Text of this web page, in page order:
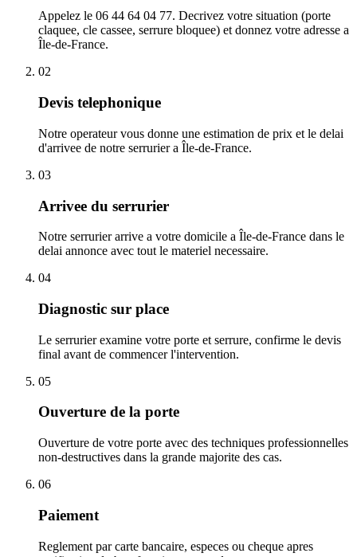
Appelez le 06 44 64 04 77. Decrivez votre situation (porte
claquee, cle cassee, serrure bloquee) et donnez votre adresse a
Île-de-France.
02
Devis telephonique
Notre operateur vous donne une estimation de prix et le delai
d'arrivee de notre serrurier a Île-de-France.
03
Arrivee du serrurier
Notre serrurier arrive a votre domicile a Île-de-France dans le
delai annonce avec tout le materiel necessaire.
04
Diagnostic sur place
Le serrurier examine votre porte et serrure, confirme le devis
final avant de commencer l'intervention.
05
Ouverture de la porte
Ouverture de votre porte avec des techniques professionnelles
non-destructives dans la grande majorite des cas.
06
Paiement
Reglement par carte bancaire, especes ou cheque apres